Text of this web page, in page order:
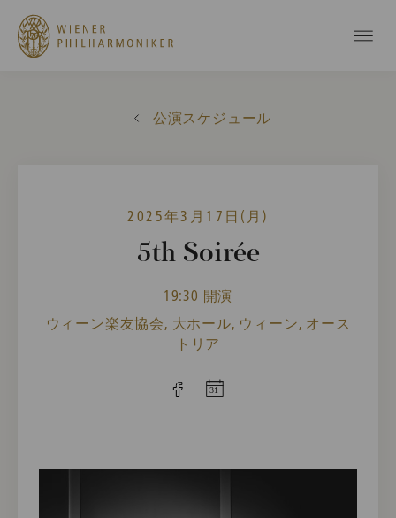
公演スケジュール
2025年3月17日(月)
5th Soirée
19:30 開演
ウィーン楽友協会, 大ホール, ウィーン, オース
トリア